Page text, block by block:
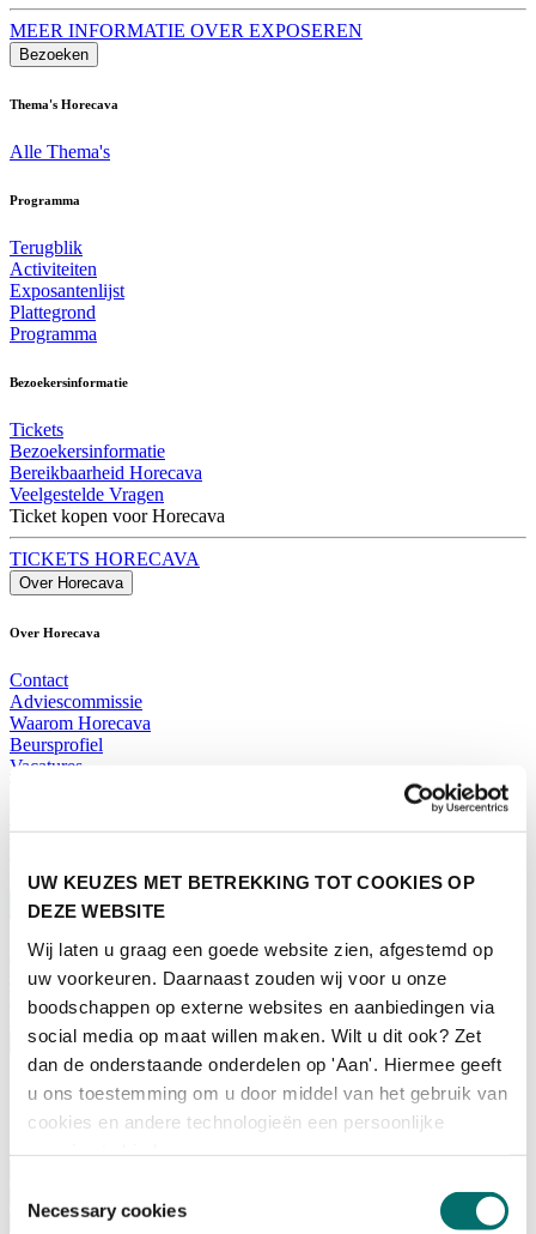
UW KEUZES MET BETREKKING TOT COOKIES OP
DEZE WEBSITE
Wij laten u graag een goede website zien, afgestemd op
uw voorkeuren. Daarnaast zouden wij voor u onze
boodschappen op externe websites en aanbiedingen via
social media op maat willen maken. Wilt u dit ook? Zet
dan de onderstaande onderdelen op 'Aan'. Hiermee geeft
u ons toestemming om u door middel van het gebruik van
cookies en andere technologieën een persoonlijke
Necessary cookies
MEER INFORMATIE OVER EXPOSEREN
Bezoeken
Thema's Horecava
Alle Thema's
Programma
Terugblik
Activiteiten
Exposantenlijst
Plattegrond
Programma
Bezoekersinformatie
Tickets
Bezoekersinformatie
Bereikbaarheid Horecava
Veelgestelde Vragen
Ticket kopen voor Horecava
TICKETS HORECAVA
Over Horecava
Over Horecava
Contact
Adviescommissie
Waarom Horecava
Beursprofiel
Vacatures
TICKETS HORECAVA
Contact
Perskamer
Zoeken
Nederlands
English
Nederlands
Adverteren